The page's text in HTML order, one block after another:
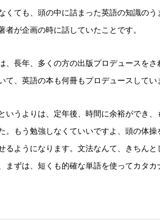
くても、頭の中に詰まった英語の知識の
者が企画の時に話していたことです。
、長年、多くの方の出版プロデュースを
て、英語の本も何冊もプロデュースしてい
いうよりは、定年後、時間に余裕ができ
。もう勉強しなくていいですよ、頭の体
るようになります。文法なんて、きちん
まずは、短くも的確な単語を使ってカタカ